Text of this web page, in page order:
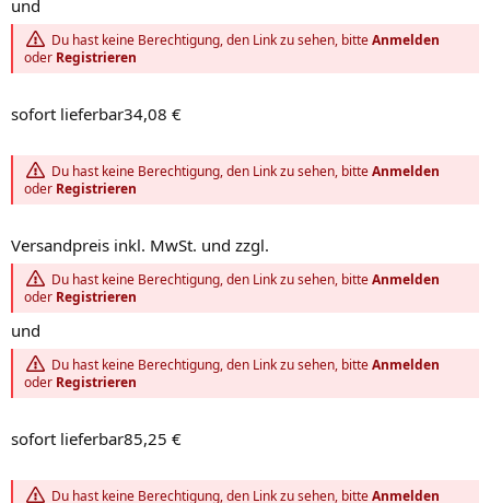
und
Du hast keine Berechtigung, den Link zu sehen, bitteAnmelden
oder Registrieren
sofort lieferbar34,08 €
Du hast keine Berechtigung, den Link zu sehen, bitteAnmelden
oder Registrieren
Versandpreis inkl. MwSt. und zzgl.
Du hast keine Berechtigung, den Link zu sehen, bitteAnmelden
oder Registrieren
und
Du hast keine Berechtigung, den Link zu sehen, bitteAnmelden
oder Registrieren
sofort lieferbar85,25 €
Du hast keine Berechtigung, den Link zu sehen, bitteAnmelden